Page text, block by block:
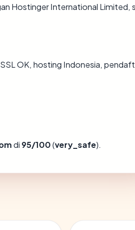
Hostinger International Limited,
OK, hosting Indonesia,
di 95/100(very_safe).